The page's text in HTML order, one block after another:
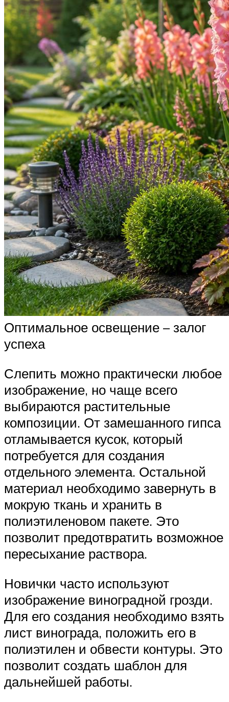
Оптимальное освещение – залог
успеха
Слепить можно практически любое
изображение, но чаще всего
выбираются растительные
композиции. От замешанного гипса
отламывается кусок, который
потребуется для создания
отдельного элемента. Остальной
материал необходимо завернуть в
мокрую ткань и хранить в
полиэтиленовом пакете. Это
позволит предотвратить возможное
пересыхание раствора.
Новички часто используют
изображение виноградной грозди.
Для его создания необходимо взять
лист винограда, положить его в
полиэтилен и обвести контуры. Это
позволит создать шаблон для
дальнейшей работы.